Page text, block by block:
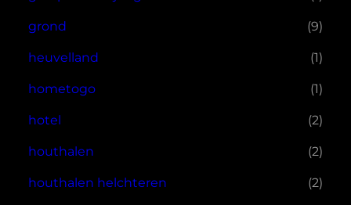
grond (9)
heuvelland (1)
hometogo (1)
hotel (2)
houthalen (2)
houthalen helchteren (2)